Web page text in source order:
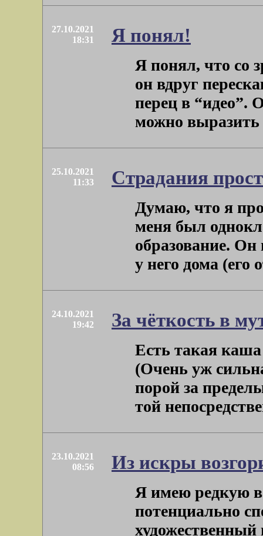
27.10.2021
18:31
Я понял!
Я понял, что со
он вдруг
перец в “идео”.
можно выразить
25.10.2021
11:33
Страдания
Думаю, что я
меня был
образование.
у него дома (его
24.10.2021
19:42
За чёткость в
Есть такая каша
(Очень уж
порой за
той
23.10.2021
08:56
Из искры
Я имею редкую
потенциально
художественный